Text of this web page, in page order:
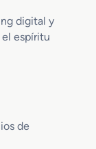
digital y
espíritu
de